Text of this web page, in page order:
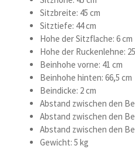
Sitzbreite: 45 cm
Sitztiefe: 44 cm
Hohe der Sitzflache: 6 cm
Hohe der Ruckenlehne:
Beinhohe vorne: 41 cm
Beinhohe hinten: 66,5 cm
Beindicke: 2 cm
Abstand zwischen den
Abstand zwischen den
Abstand zwischen den
Gewicht: 5 kg